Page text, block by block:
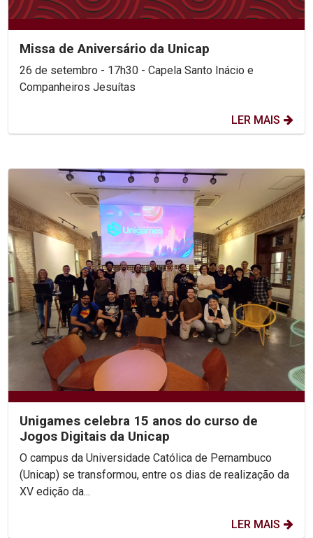
Missa de Aniversário da Unicap
26 de setembro - 17h30 - Capela Santo Inácio e
Companheiros Jesuítas
LER MAIS
Unigames celebra 15 anos do curso de
Jogos Digitais da Unicap
O campus da Universidade Católica de Pernambuco
(Unicap) se transformou, entre os dias de realização da
XV edição da...
LER MAIS